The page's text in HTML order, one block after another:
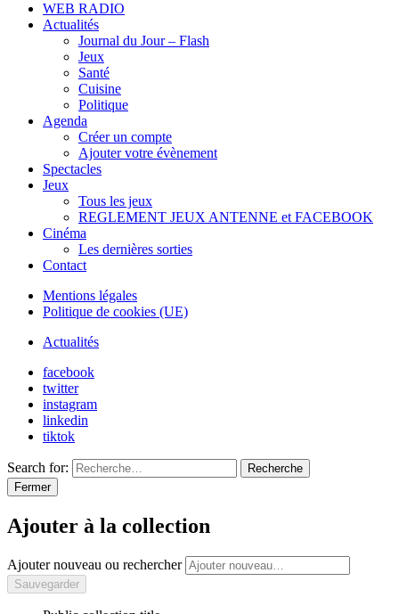
WEB RADIO
Actualités
Journal du Jour – Flash
Jeux
Santé
Cuisine
Politique
Agenda
Créer un compte
Ajouter votre évènement
Spectacles
Jeux
Tous les jeux
REGLEMENT JEUX ANTENNE et FACEBOOK
Cinéma
Les dernières sorties
Contact
Mentions légales
Politique de cookies (UE)
Actualités
facebook
twitter
instagram
linkedin
tiktok
Search for:
Recherche
Fermer
Ajouter à la collection
Ajouter nouveau ou rechercher